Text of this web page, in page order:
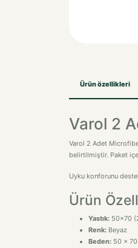
Ürün özellikleri
Varol 2
Varol 2 Adet
belirtilmiştir. Paket
Uyku konforunu
Ürün
Yastık: 50x70
Renk: Beyaz
Beden: 50 x